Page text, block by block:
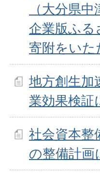
（大分県中
企業版ふる
寄附をいた
地方創生加
業効果検証
社会資本整
の整備計画